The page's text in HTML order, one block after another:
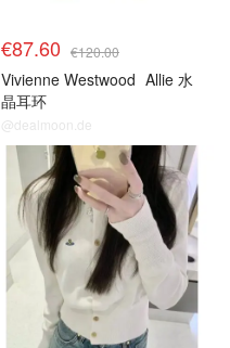
€87.60 €120.00
Vivienne Westwood Allie 水
晶耳环
@dealmoon.de